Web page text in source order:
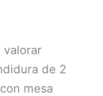
valorar
de 2
mesa